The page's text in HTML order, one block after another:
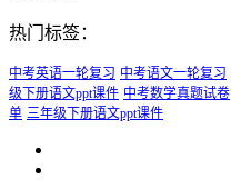
热门标签：
中考英语一轮复习 中考语文一轮复习
级下册语文ppt课件 中考数学真题试卷
单 三年级下册语文ppt课件